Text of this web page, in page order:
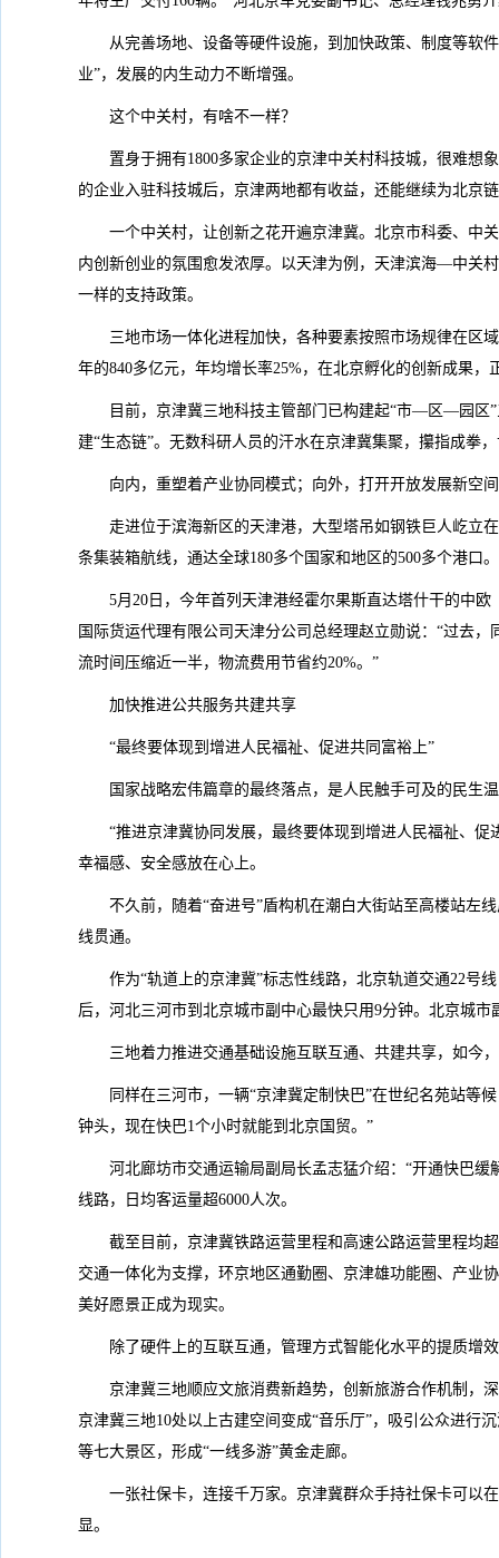
从完善场地、设备等硬件设施，到加快政策、制度等软
业”，发展的内生动力不断增强。
这个中关村，有啥不一样？
置身于拥有1800多家企业的京津中关村科技城，很难想
的企业入驻科技城后，京津两地都有收益，还能继续为北京
一个中关村，让创新之花开遍京津冀。北京市科委、中
内创新创业的氛围愈发浓厚。以天津为例，天津滨海—中关
一样的支持政策。
三地市场一体化进程加快，各种要素按照市场规律在区
年的840多亿元，年均增长率25%，在北京孵化的创新成果，
目前，京津冀三地科技主管部门已构建起“市—区—园区
建“生态链”。无数科研人员的汗水在京津冀集聚，攥指成拳
向内，重塑着产业协同模式；向外，打开开放发展新空
走进位于滨海新区的天津港，大型塔吊如钢铁巨人屹立
条集装箱航线，通达全球180多个国家和地区的500多个港口。
5月20日，今年首列天津港经霍尔果斯直达塔什干的中
国际货运代理有限公司天津分公司总经理赵立勋说：“过去
流时间压缩近一半，物流费用节省约20%。”
加快推进公共服务共建共享
“最终要体现到增进人民福祉、促进共同富裕上”
国家战略宏伟篇章的最终落点，是人民触手可及的民生
“推进京津冀协同发展，最终要体现到增进人民福祉、
幸福感、安全感放在心上。
不久前，随着“奋进号”盾构机在潮白大街站至高楼站
线贯通。
作为“轨道上的京津冀”标志性线路，北京轨道交通22号
后，河北三河市到北京城市副中心最快只用9分钟。北京城
三地着力推进交通基础设施互联互通、共建共享，如今
同样在三河市，一辆“京津冀定制快巴”在世纪名苑站等
钟头，现在快巴1个小时就能到北京国贸。”
河北廊坊市交通运输局副局长孟志猛介绍：“开通快巴
线路，日均客运量超6000人次。
截至目前，京津冀铁路运营里程和高速公路运营里程均
交通一体化为支撑，环京地区通勤圈、京津雄功能圈、产业
美好愿景正成为现实。
除了硬件上的互联互通，管理方式智能化水平的提质增
京津冀三地顺应文旅消费新趋势，创新旅游合作机制，
京津冀三地10处以上古建空间变成“音乐厅”，吸引公众进行
等七大景区，形成“一线多游”黄金走廊。
一张社保卡，连接千万家。京津冀群众手持社保卡可以
显。